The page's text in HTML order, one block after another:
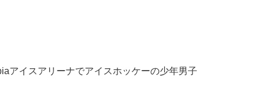
アイスアリーナでアイスホッケーの少年男子